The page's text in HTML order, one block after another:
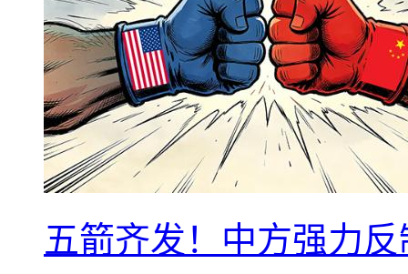
五箭齐发！中方强力